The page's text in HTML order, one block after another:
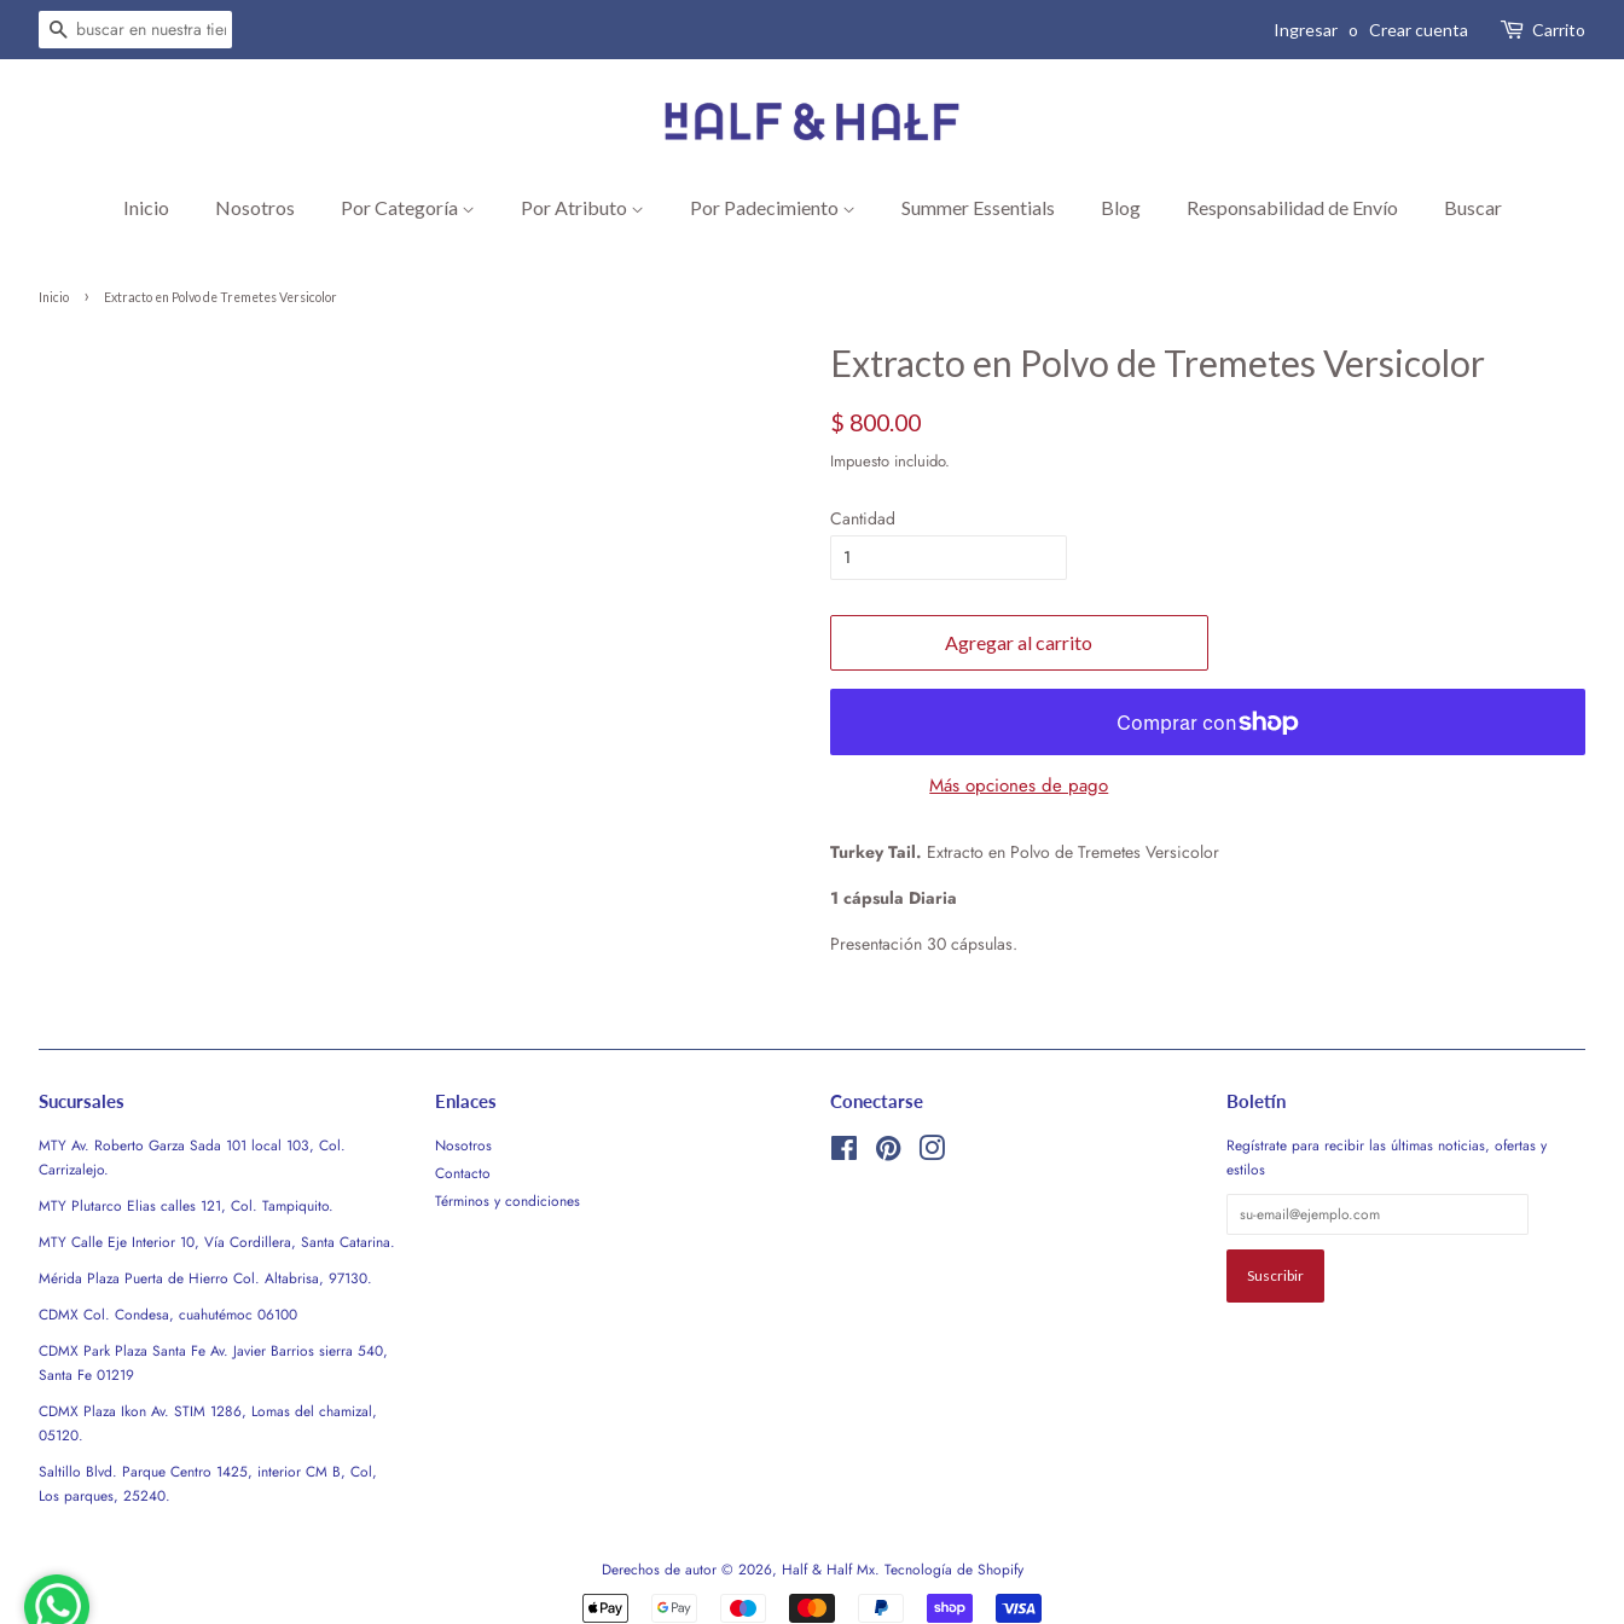
Buscar Ingresar o Crear cuenta Carrito
Inicio Nosotros Por Categoría Por Atributo Por Padecimiento Summer Essentials Blog Responsabilidad de Envío Buscar
Inicio › Extracto en Polvo de Tremetes Versicolor
Extracto en Polvo de Tremetes Versicolor
Precio
$ 800.00
oferta
Impuesto incluido.
Cantidad
Agregar al carrito
Más opciones de pago
Turkey Tail. Extracto en Polvo de Tremetes Versicolor
1 cápsula Diaria
Presentación 30 cápsulas.
Sucursales
MTY Av. Roberto Garza Sada 101 local 103, Col.
Carrizalejo.
MTY Plutarco Elias calles 121, Col. Tampiquito.
MTY Calle Eje Interior 10, Vía Cordillera, Santa Catarina.
Mérida Plaza Puerta de Hierro Col. Altabrisa, 97130.
CDMX Col. Condesa, cuahutémoc 06100
CDMX Park Plaza Santa Fe Av. Javier Barrios sierra 540,
Santa Fe 01219
CDMX Plaza Ikon Av. STIM 1286, Lomas del chamizal,
05120.
Saltillo Blvd. Parque Centro 1425, interior CM B, Col,
Los parques, 25240.
Enlaces
Nosotros
Contacto
Términos y condiciones
Conectarse
FacebookPinterest
Boletín
Regístrate para recibir las últimas noticias, ofertas y
estilos
Derechos de autor © 2026, Half & Half Mx. Tecnología de Shopify
Métodos